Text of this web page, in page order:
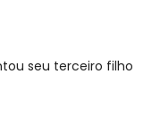
seu terceiro filho